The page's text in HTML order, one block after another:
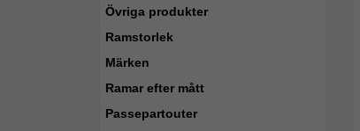
Övriga produkter
Ramstorlek
Märken
Ramar efter mått
Passepartouter